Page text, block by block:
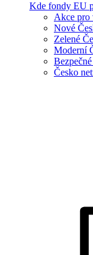
Kde fondy EU
Akce pro
Nové
Zelené
Moderní
Česko